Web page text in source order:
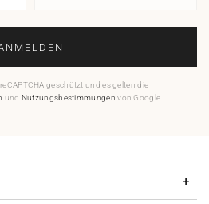
geschützt und es gelten die
und Nutzungsbestimmungen von Google.